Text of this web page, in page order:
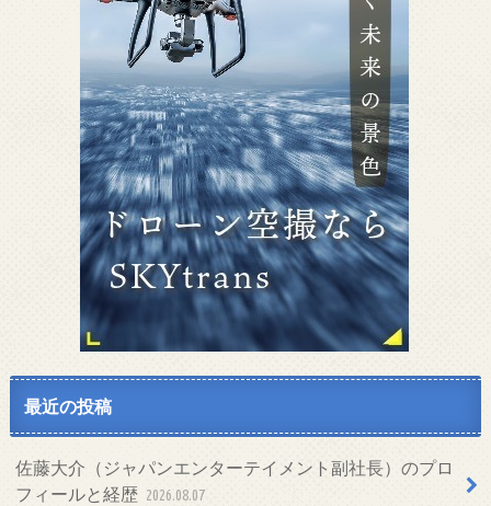
最近の投稿
佐藤大介（ジャパンエンターテイメント副社長）のプロ
フィールと経歴 2026.08.07